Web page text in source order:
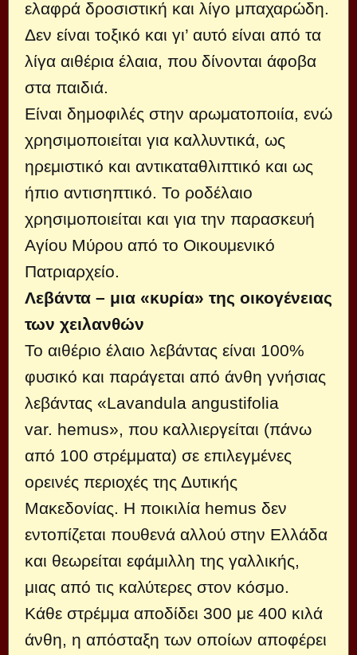
ελαφρά δροσιστική και λίγο μπαχαρώδη.
Δεν είναι τοξικό και γι’ αυτό είναι από τα
λίγα αιθέρια έλαια, που δίνονται άφοβα
στα παιδιά.
Είναι δημοφιλές στην αρωματοποιία, ενώ
χρησιμοποιείται για καλλυντικά, ως
ηρεμιστικό και αντικαταθλιπτικό και ως
ήπιο αντισηπτικό. Το ροδέλαιο
χρησιμοποιείται και για την παρασκευή
Αγίου Μύρου από το Οικουμενικό
Πατριαρχείο.
Λεβάντα – μια «κυρία» της οικογένειας
των χειλανθών
Το αιθέριο έλαιο λεβάντας είναι 100%
φυσικό και παράγεται από άνθη γνήσιας
λεβάντας «Lavandula angustifolia
var. hemus», που καλλιεργείται (πάνω
από 100 στρέμματα) σε επιλεγμένες
ορεινές περιοχές της Δυτικής
Μακεδονίας. Η ποικιλία hemus δεν
εντοπίζεται πουθενά αλλού στην Ελλάδα
και θεωρείται εφάμιλλη της γαλλικής,
μιας από τις καλύτερες στον κόσμο.
Κάθε στρέμμα αποδίδει 300 με 400 κιλά
άνθη, η απόσταξη των οποίων αποφέρει